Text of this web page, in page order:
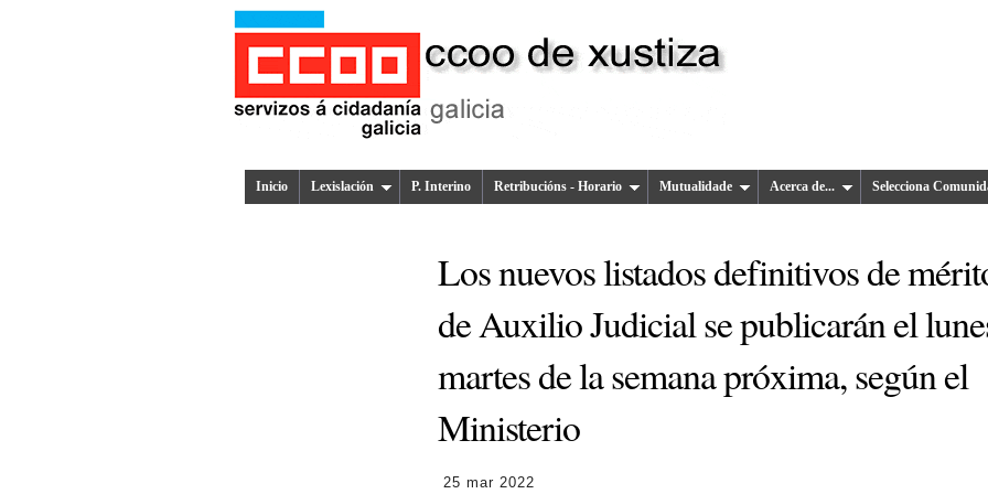
Inicio Lexislación P. Interino Retribucións - Horario Mutualidade Acerca de... Selecciona
Los nuevos listados definitivos de
de Auxilio Judicial se publicarán el
martes de la semana próxima, según el
Ministerio
25 mar 2022